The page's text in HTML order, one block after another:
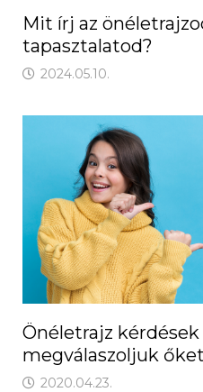
Mit írj az
tapasztalatod?
2024.05.10.
Önéletrajz kérdések
megválaszoljuk
2020.04.23.